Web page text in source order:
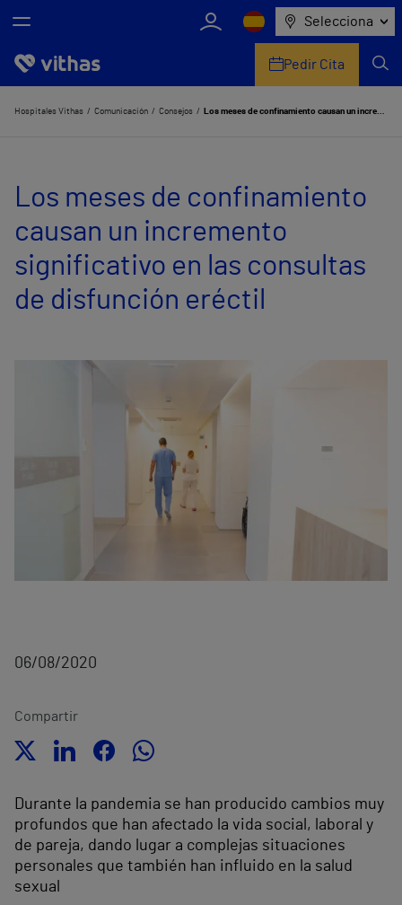
Selecciona
Nosotros
Servicios de salud
Equipo médico y asistencial
Información útil
Pedir Cita
Hospitales Vithas Comunicación Consejos Los meses de confinamiento causan un incremento significativo en las consultas de disfunción eréctil
Los meses de confinamiento
causan un incremento
significativo en las consultas
de disfunción eréctil
06/08/2020
Compartir
Durante la pandemia se han producido cambios muy
profundos que han afectado la vida social, laboral y
de pareja, dando lugar a complejas situaciones
personales que también han influido en la salud
sexual